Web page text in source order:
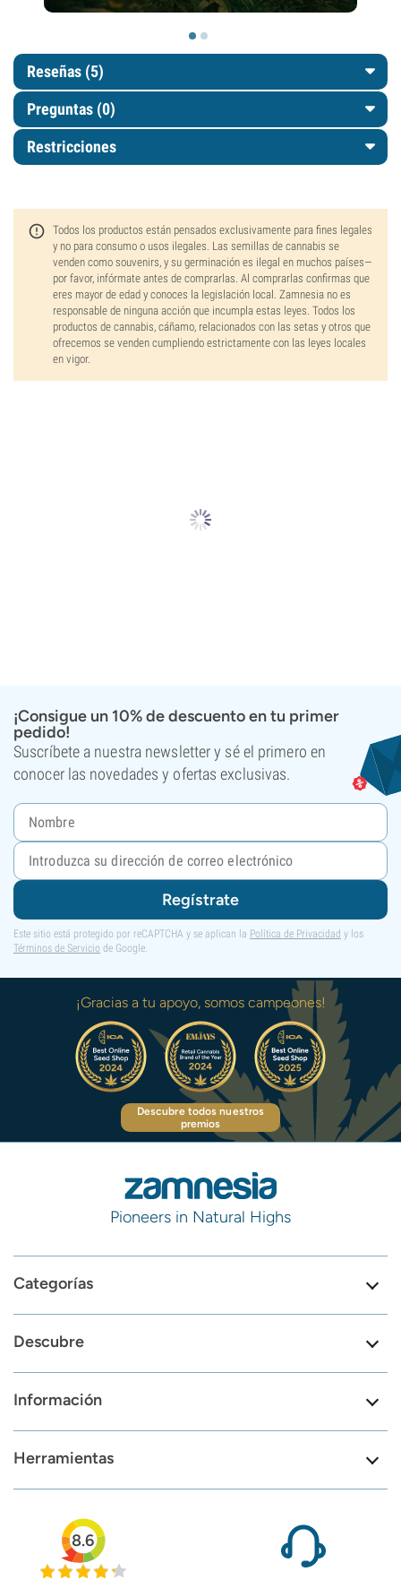
Reseñas (5)
Preguntas (0)
Restricciones
Todos los productos están pensados exclusivamente para fines legales
y no para consumo o usos ilegales. Las semillas de cannabis se
venden como souvenirs, y su germinación es ilegal en muchos países—
por favor, infórmate antes de comprarlas. Al comprarlas confirmas que
eres mayor de edad y conoces la legislación local. Zamnesia no es
responsable de ninguna acción que incumpla estas leyes. Todos los
productos de cannabis, cáñamo, relacionados con las setas y otros que
ofrecemos se venden cumpliendo estrictamente con las leyes locales
en vigor.
¡Consigue un 10% de descuento en tu primer
pedido!
Suscríbete a nuestra newsletter y sé el primero en
conocer las novedades y ofertas exclusivas.
Regístrate
Este sitio está protegido por reCAPTCHA y se aplican la Política de Privacidad y los
Términos de Servicio de Google.
¡Gracias a tu apoyo, somos campeones!
Descubre todos nuestros
premios
Pioneers in Natural Highs
Categorías
Descubre
Información
Herramientas
8.6